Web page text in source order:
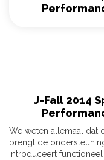
J-Fall 2014
We weten allemaal dat
brengt de
introduceert